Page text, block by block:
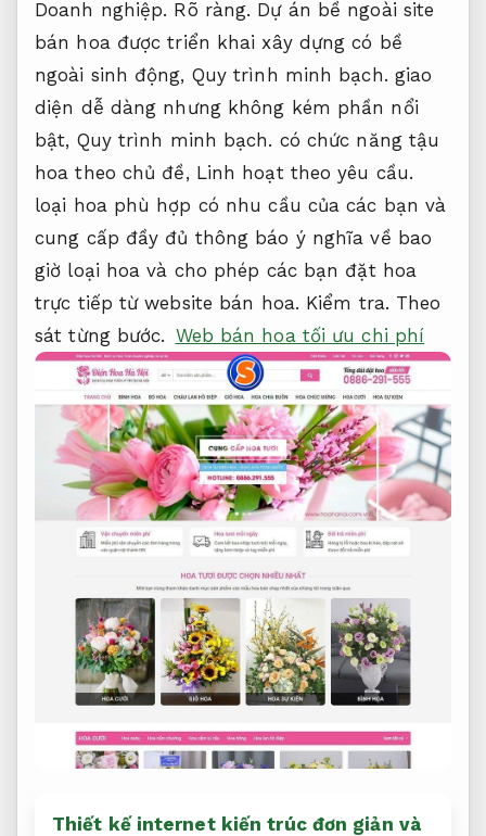
Doanh nghiệp. Rõ ràng. Dự án bề ngoài site
bán hoa được triển khai xây dựng có bề
ngoài sinh động, Quy trình minh bạch. giao
diện dễ dàng nhưng không kém phần nổi
bật, Quy trình minh bạch. có chức năng tậu
hoa theo chủ đề, Linh hoạt theo yêu cầu.
loại hoa phù hợp có nhu cầu của các bạn và
cung cấp đầy đủ thông báo ý nghĩa về bao
giờ loại hoa và cho phép các bạn đặt hoa
trực tiếp từ website bán hoa. Kiểm tra. Theo
sát từng bước. Web bán hoa tối ưu chi phí
Thiết kế internet kiến trúc đơn giản và